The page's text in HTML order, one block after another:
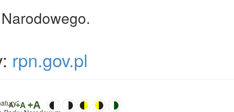
rpn.gov.pl
A +A +A